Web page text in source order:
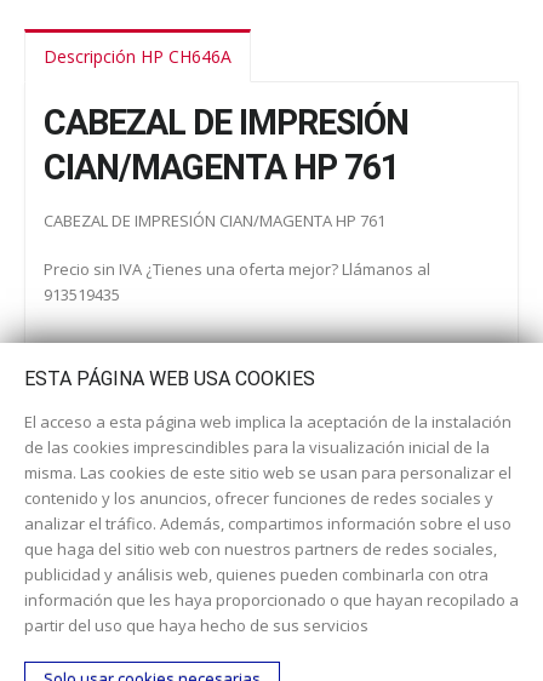
Descripción HP CH646A
CABEZAL DE IMPRESIÓN
CIAN/MAGENTA HP 761
CABEZAL DE IMPRESIÓN CIAN/MAGENTA HP 761
Precio sin IVA ¿Tienes una oferta mejor? Llámanos al
913519435
Dirección:c/ Cercedilla nº 14, 28925 Alcorcón
Email:contacta aquí
ESTA PÁGINA WEB USA COOKIES
El acceso a esta página web implica la aceptación de la instalación
de las cookies imprescindibles para la visualización inicial de la
misma. Las cookies de este sitio web se usan para personalizar el
contenido y los anuncios, ofrecer funciones de redes sociales y
analizar el tráfico. Además, compartimos información sobre el uso
que haga del sitio web con nuestros partners de redes sociales,
publicidad y análisis web, quienes pueden combinarla con otra
información que les haya proporcionado o que hayan recopilado a
partir del uso que haya hecho de sus servicios